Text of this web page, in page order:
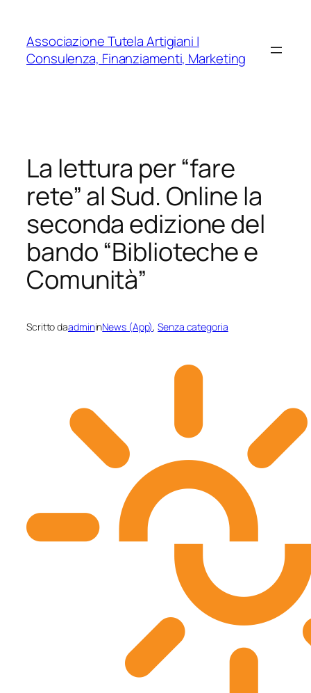
contenuto
Associazione Tutela Artigiani |
Consulenza, Finanziamenti, Marketing
La lettura per “fare
rete” al Sud. Online la
seconda edizione del
bando “Biblioteche e
Comunità”
Scritto daadmininNews (App), Senza categoria